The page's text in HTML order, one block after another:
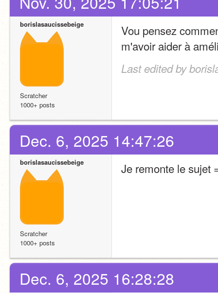
borislasaucissebeige
Scratcher
1000+ posts
Vou pensez
m'avoir aider à
Last edited by
Dec. 6, 2025 14:47:26
borislasaucissebeige
Scratcher
1000+ posts
Je remonte le sujet
Dec. 6, 2025 16:28:28